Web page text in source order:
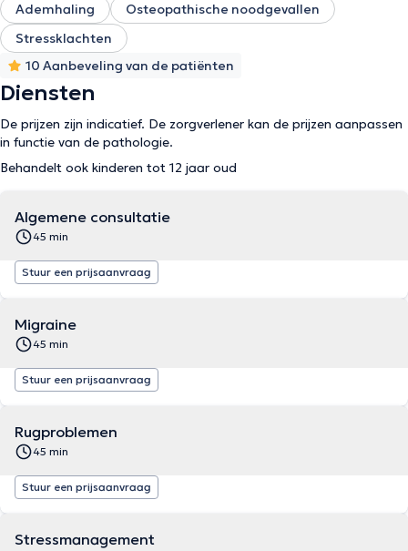
Ademhaling
Osteopathische noodgevallen
Stressklachten
10 Aanbeveling van de patiënten
Diensten
De prijzen zijn indicatief. De zorgverlener kan de prijzen aanpassen
in functie van de pathologie.
Behandelt ook kinderen tot 12 jaar oud
Algemene consultatie
45 min
Stuur een prijsaanvraag
Migraine
45 min
Stuur een prijsaanvraag
Rugproblemen
45 min
Stuur een prijsaanvraag
Stressmanagement